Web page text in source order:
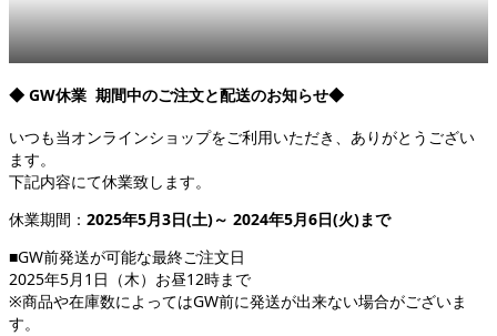
◆ GW休業 期間中のご注文と配送のお知らせ◆
いつも当オンラインショップをご利用いただき、ありがとうござい
ます。
下記内容にて休業致します。
休業期間： 2025年5月3日(土)～ 2024年5月6日(火)まで
■GW前発送が可能な最終ご注文日
2025年5月1日（木）お昼12時まで
※商品や在庫数によってはGW前に発送が出来ない場合がございま
す。